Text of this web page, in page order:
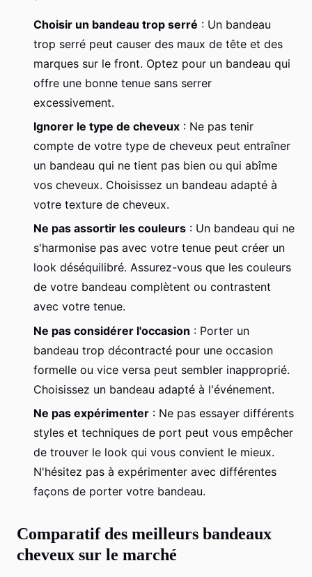
Choisir un bandeau trop serré : Un bandeau
trop serré peut causer des maux de tête et des
marques sur le front. Optez pour un bandeau qui
offre une bonne tenue sans serrer
excessivement.
Ignorer le type de cheveux : Ne pas tenir
compte de votre type de cheveux peut entraîner
un bandeau qui ne tient pas bien ou qui abîme
vos cheveux. Choisissez un bandeau adapté à
votre texture de cheveux.
Ne pas assortir les couleurs : Un bandeau qui ne
s'harmonise pas avec votre tenue peut créer un
look déséquilibré. Assurez-vous que les couleurs
de votre bandeau complètent ou contrastent
avec votre tenue.
Ne pas considérer l'occasion : Porter un
bandeau trop décontracté pour une occasion
formelle ou vice versa peut sembler inapproprié.
Choisissez un bandeau adapté à l'événement.
Ne pas expérimenter : Ne pas essayer différents
styles et techniques de port peut vous empêcher
de trouver le look qui vous convient le mieux.
N'hésitez pas à expérimenter avec différentes
façons de porter votre bandeau.
Comparatif des meilleurs bandeaux
cheveux sur le marché